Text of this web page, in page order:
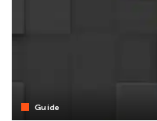
Guide